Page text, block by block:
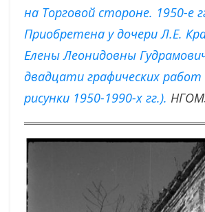
на Торговой стороне. 1950-е
Приобретена у дочери Л.Е.
Елены Леонидовны
двадцати графических работ
рисунки 1950-1990-х гг.).